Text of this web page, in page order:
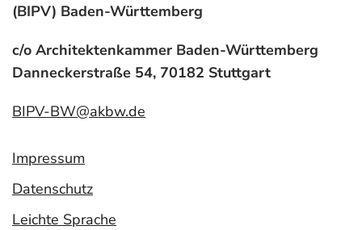
(BIPV) Baden-Württemberg
c/o Architektenkammer Baden-Württemberg
Danneckerstraße 54, 70182 Stuttgart
BIPV-BW@akbw.de
Impressum
Datenschutz
Leichte Sprache